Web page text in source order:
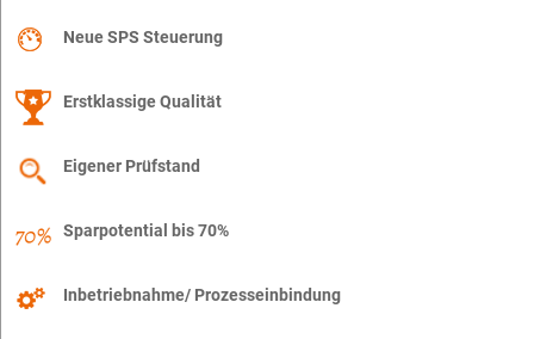
Neue SPS Steuerung
Erstklassige Qualität
Eigener Prüfstand
Sparpotential bis 70%
Inbetriebnahme/ Prozesseinbindung